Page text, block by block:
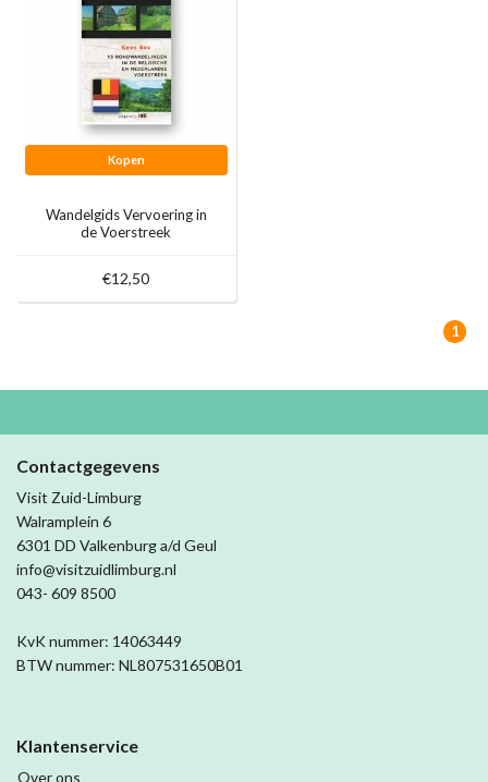
Kopen
Wandelgids Vervoering in
de Voerstreek
€12,50
1
Contactgegevens
Visit Zuid-Limburg
Walramplein 6
6301 DD Valkenburg a/d Geul
info@visitzuidlimburg.nl
043- 609 8500
KvK nummer: 14063449
BTW nummer: NL807531650B01
Klantenservice
Over ons